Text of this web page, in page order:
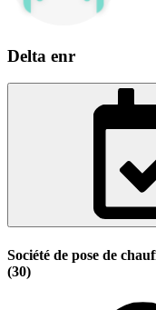
Delta enr
Société de pose de
(30)